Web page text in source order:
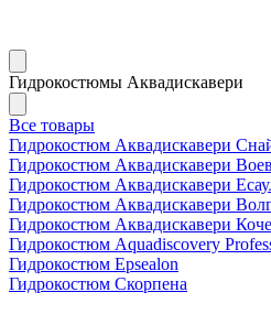
Гидрокостюмы Аквадискавери
Все товары
Гидрокостюм Аквадискавери
Гидрокостюм Аквадискавери
Гидрокостюм Аквадискавери
Гидрокостюм Аквадискавери
Гидрокостюм Аквадискавери
Гидрокостюм Aquadiscovery
Гидрокостюм Epsealon
Гидрокостюм Скорпена